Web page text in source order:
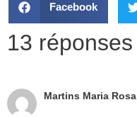
Facebook
13 réponses
Martins Maria Rosa